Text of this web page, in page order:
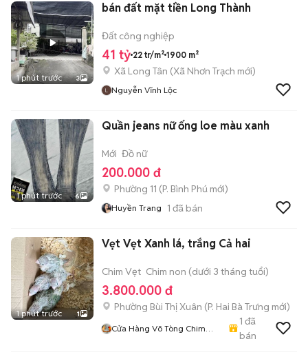
1 phút trước 3
bán đất mặt tiền Long Thành
Đất công nghiệp
41 tỷ 22 tr/m² 1900 m²
Xã Long Tân (Xã Nhơn Trạch mới)
Nguyễn Vĩnh Lộc
1 phút trước 6
Quần jeans nữ ống loe màu xanh
Mới Đồ nữ
200.000 đ
Phường 11 (P. Bình Phú mới)
Huyền Trang 1 đã bán
1 phút trước 1
Vẹt Vẹt Xanh lá, trắng Cả hai
Chim Vẹt Chim non (dưới 3 tháng tuổi)
3.800.000 đ
Phường Bùi Thị Xuân (P. Hai Bà Trưng mới)
Cửa Hàng Võ Tòng Chim
1 đã
bán